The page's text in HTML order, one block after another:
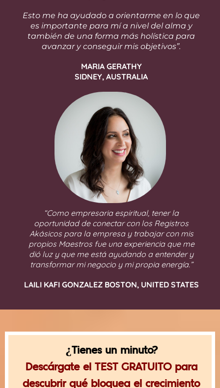
Esto me ha ayudado a orientarme en lo que
es importante para mí a nivel del alma y
también de una forma más holística para
avanzar y conseguir mis objetivos”.
MARIA GERATHY
SIDNEY, AUSTRALIA
“Como empresaria espiritual, tener la
oportunidad de conectar con los Registros
Akásicos para la empresa y trabajar con mis
propios Maestros fue una experiencia que me
dió luz y que me está ayudando a entender y
transformar mi negocio y mi propia energía.”
LAILI KAFI GONZALEZ BOSTON, UNITED STATES